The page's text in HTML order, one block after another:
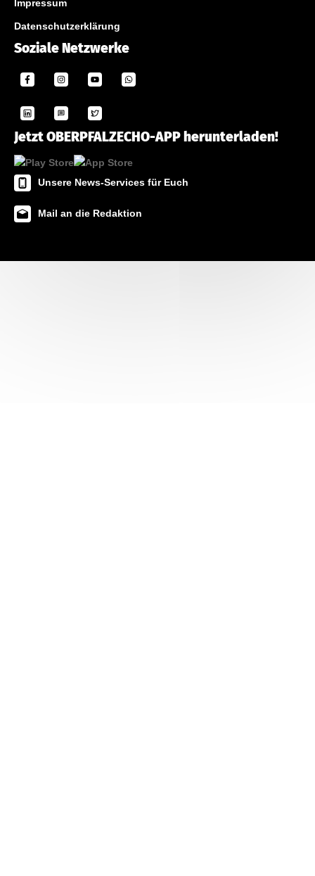
Impressum
Datenschutzerklärung
Soziale Netzwerke
Jetzt OBERPFALZECHO-APP herunterladen!
Unsere News-Services für Euch
Mail an die Redaktion